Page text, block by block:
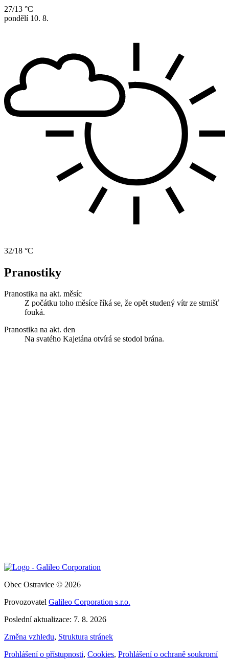
27/13 °C
pondělí 10. 8.
32/18 °C
Pranostiky
Pranostika na akt. měsíc
Z počátku toho měsíce říká se, že opět studený vítr ze strnišť
fouká.
Pranostika na akt. den
Na svatého Kajetána otvírá se stodol brána.
Obec Ostravice © 2026
Provozovatel Galileo Corporation s.r.o.
Poslední aktualizace: 7. 8. 2026
Změna vzhledu, Struktura stránek
Prohlášení o přístupnosti, Cookies, Prohlášení o ochraně soukromí